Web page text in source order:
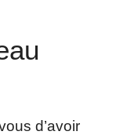
d’avoir